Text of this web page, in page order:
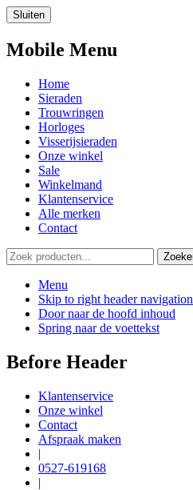
Sluiten
Mobile Menu
Home
Sieraden
Trouwringen
Horloges
Visserijsieraden
Onze winkel
Sale
Winkelmand
Klantenservice
Alle merken
Contact
Menu
Skip to right header navigation
Door naar de hoofd inhoud
Spring naar de voettekst
Before Header
Klantenservice
Onze winkel
Contact
Afspraak maken
|
0527-619168
|